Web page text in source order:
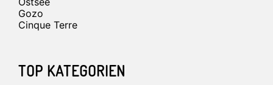
Gozo
Cinque Terre
TOP KATEGORIEN